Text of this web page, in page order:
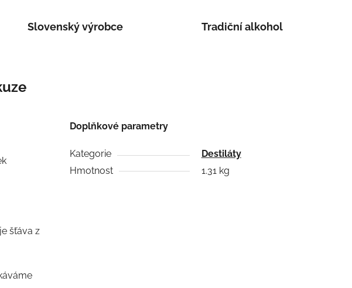
Slovenský výrobce Tradiční alkohol
šťáva z
Doplňkové parametry
Kategorie
Destiláty
Hmotnost
1.31 kg